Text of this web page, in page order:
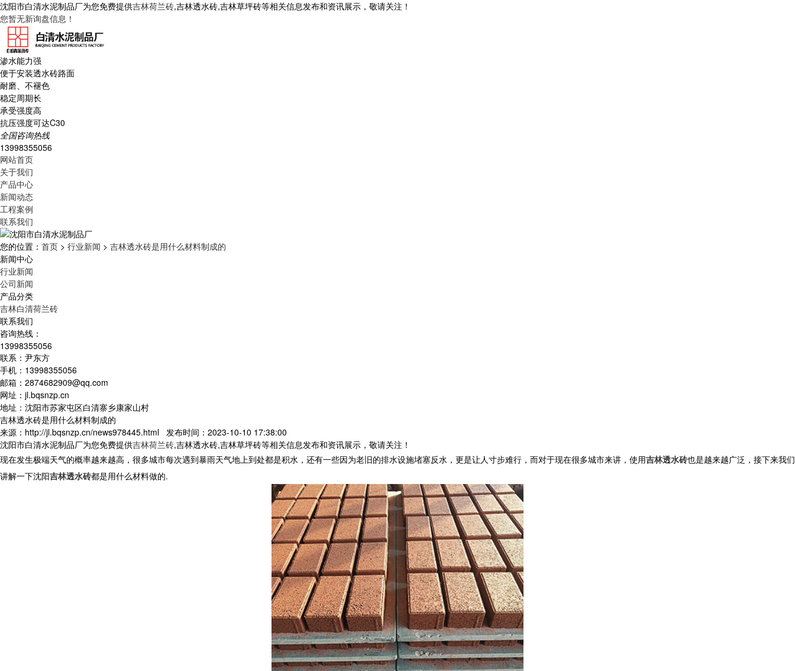
沈阳市白清水泥制品厂为您免费提供吉林荷兰砖,吉林透水砖,吉林草坪砖等相关信息发布和资讯展示，敬请关注！
您暂无新询盘信息！
渗水能力强
便于安装透水砖路面
耐磨、不褪色
稳定周期长
承受强度高
抗压强度可达C30
全国咨询热线
13998355056
网站首页
关于我们
产品中心
新闻动态
工程案例
联系我们
您的位置： 首页 > 行业新闻 > 吉林透水砖是用什么材料制成的
新闻中心
行业新闻
公司新闻
产品分类
吉林白清荷兰砖
联系我们
咨询热线：
13998355056
联系：尹东方
手机：13998355056
邮箱：2874682909@qq.com
网址：jl.bqsnzp.cn
地址：沈阳市苏家屯区白清寨乡康家山村
吉林透水砖是用什么材料制成的
来源：http://jl.bqsnzp.cn/news978445.html 发布时间：2023-10-10 17:38:00
沈阳市白清水泥制品厂为您免费提供吉林荷兰砖,吉林透水砖,吉林草坪砖等相关信息发布和资讯展示，敬请关注！
现在发生极端天气的概率越来越高，很多城市每次遇到暴雨天气地上到处都是积水，还有一些因为老旧的排水设施堵塞反水，更是让人寸步难行，而对于现在很多城市来讲，使用吉林透水砖也是越来越广泛，接下来我们
讲解一下沈阳吉林透水砖都是用什么材料做的.